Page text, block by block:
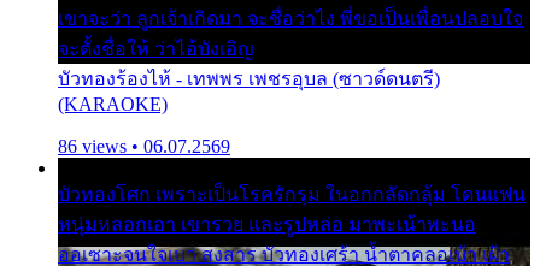
เขาจะว่า ลูกเจ้าเกิดมา จะชื่อว่าไง พี่ขอเป็นเพื่อนปลอบใจ
จะตั้งชื่อให้ ว่าไอ้บังเอิญ
บัวทองร้องไห้ - เทพพร เพชรอุบล (ซาวด์ดนตรี)
(KARAOKE)
86 views • 06.07.2569
บัวทองโศก เพราะเป็นโรครักรุม ในอกกลัดกลุ้ม โดนแฟน
หนุ่มหลอกเอา เขารวย และรูปหล่อ มาพะเน้าพะนอ
ออเซาะจนใจเบา สงสาร บัวทองเศร้า น้ำตาคลอเบ้า เฝ้า